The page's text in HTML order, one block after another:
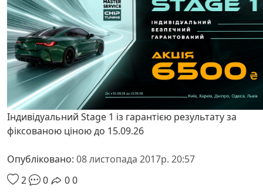
Індивідуальний Stage 1 із гарантією результату за
фіксованою ціною до 15.09.26
Опубліковано: 08 листопада 2017р. 20:57
2
0 00